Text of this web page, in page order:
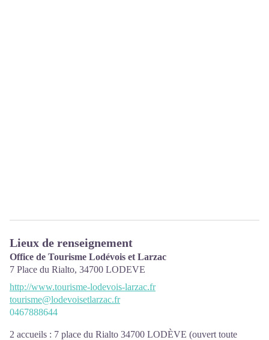
Lieux de renseignement
Office de Tourisme Lodévois et Larzac
7 Place du Rialto, 34700 LODEVE
http://www.tourisme-lodevois-larzac.fr
tourisme@lodevoisetlarzac.fr
0467888644
2 accueils : 7 place du Rialto 34700 LODÈVE (ouvert toute